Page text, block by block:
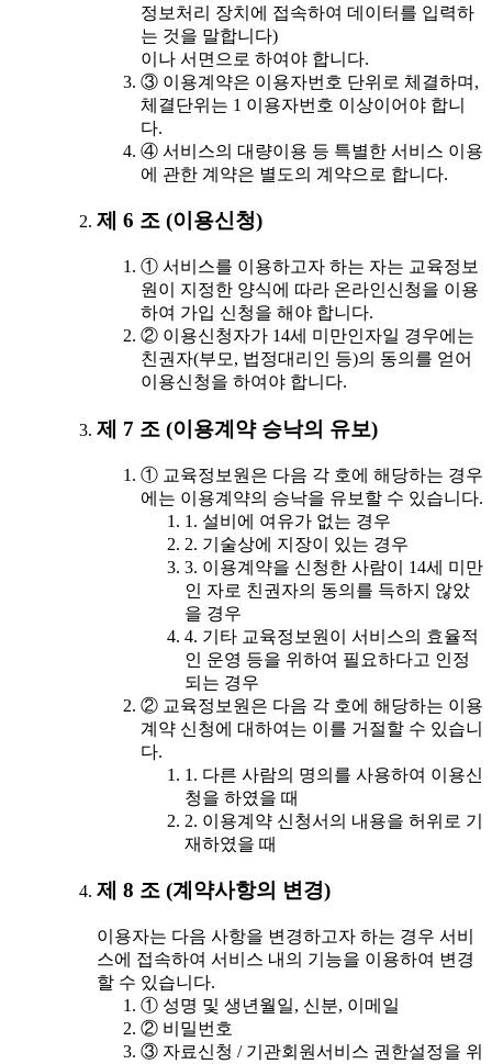
정보처리 장치에 접속하여 데이터를 입력하
는 것을 말합니다)
이나 서면으로 하여야 합니다.
③ 이용계약은 이용자번호 단위로 체결하며,
체결단위는 1 이용자번호 이상이어야 합니
다.
④ 서비스의 대량이용 등 특별한 서비스 이용
에 관한 계약은 별도의 계약으로 합니다.
제 6 조 (이용신청)
① 서비스를 이용하고자 하는 자는 교육정보
원이 지정한 양식에 따라 온라인신청을 이용
하여 가입 신청을 해야 합니다.
② 이용신청자가 14세 미만인자일 경우에는
친권자(부모, 법정대리인 등)의 동의를 얻어
이용신청을 하여야 합니다.
제 7 조 (이용계약 승낙의 유보)
① 교육정보원은 다음 각 호에 해당하는 경우
에는 이용계약의 승낙을 유보할 수 있습니다.
1. 설비에 여유가 없는 경우
2. 기술상에 지장이 있는 경우
3. 이용계약을 신청한 사람이 14세 미만
인 자로 친권자의 동의를 득하지 않았
을 경우
4. 기타 교육정보원이 서비스의 효율적
인 운영 등을 위하여 필요하다고 인정
되는 경우
② 교육정보원은 다음 각 호에 해당하는 이용
계약 신청에 대하여는 이를 거절할 수 있습니
다.
1. 다른 사람의 명의를 사용하여 이용신
청을 하였을 때
2. 이용계약 신청서의 내용을 허위로 기
재하였을 때
제 8 조 (계약사항의 변경)
이용자는 다음 사항을 변경하고자 하는 경우 서비
스에 접속하여 서비스 내의 기능을 이용하여 변경
할 수 있습니다.
① 성명 및 생년월일, 신분, 이메일
② 비밀번호
③ 자료신청 / 기관회원서비스 권한설정을 위